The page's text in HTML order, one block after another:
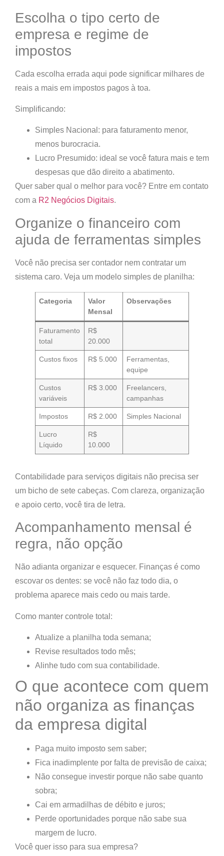
Escolha o tipo certo de
empresa e regime de
impostos
Cada escolha errada aqui pode significar milhares de
reais a mais em impostos pagos à toa.
Simplificando:
Simples Nacional: para faturamento menor,
menos burocracia.
Lucro Presumido: ideal se você fatura mais e tem
despesas que dão direito a abatimento.
Quer saber qual o melhor para você? Entre em contato
com a R2 Negócios Digitais.
Organize o financeiro com
ajuda de ferramentas simples
Você não precisa ser contador nem contratar um
sistema caro. Veja um modelo simples de planilha:
Categoria
Valor
Mensal
Observações
Faturamento
total
R$
20.000
Custos fixos R$ 5.000
Ferramentas,
equipe
Custos
variáveis
R$ 3.000
Freelancers,
campanhas
Impostos R$ 2.000 Simples Nacional
Lucro
Líquido
R$
10.000
Contabilidade para serviços digitais não precisa ser
um bicho de sete cabeças. Com clareza, organização
e apoio certo, você tira de letra.
Acompanhamento mensal é
regra, não opção
Não adianta organizar e esquecer. Finanças é como
escovar os dentes: se você não faz todo dia, o
problema aparece mais cedo ou mais tarde.
Como manter controle total:
Atualize a planilha toda semana;
Revise resultados todo mês;
Alinhe tudo com sua contabilidade.
O que acontece com quem
não organiza as finanças
da empresa digital
Paga muito imposto sem saber;
Fica inadimplente por falta de previsão de caixa;
Não consegue investir porque não sabe quanto
sobra;
Cai em armadilhas de débito e juros;
Perde oportunidades porque não sabe sua
margem de lucro.
Você quer isso para sua empresa?